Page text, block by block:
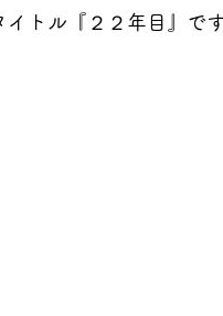
トル『２２年目』です